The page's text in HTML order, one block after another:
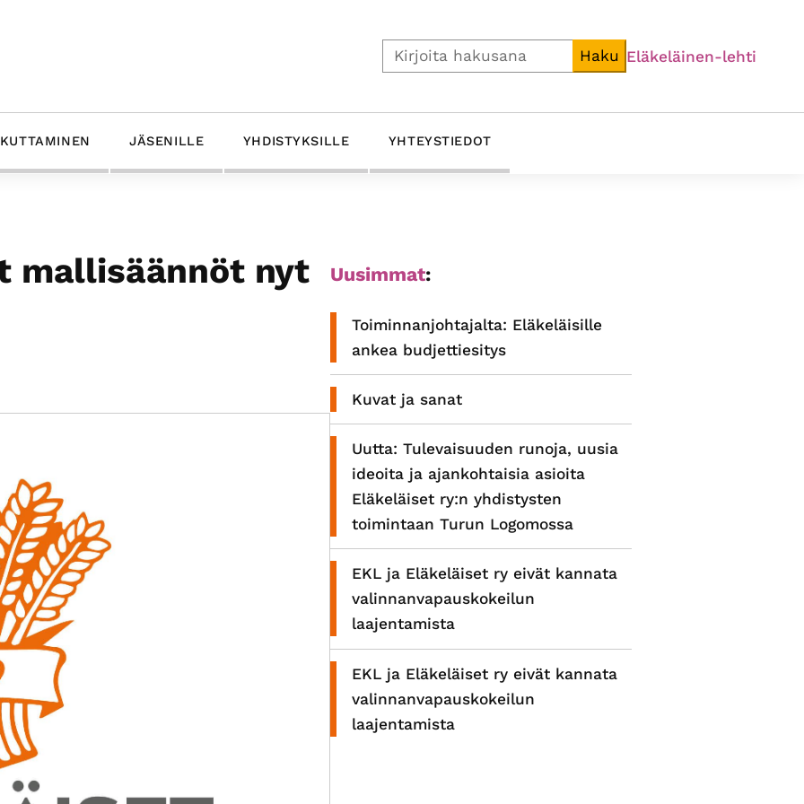
Etsi Haku Eläkeläinen-lehti
JÄSENILLE YHDISTYKSILLE YHTEYSTIEDOT
mallisäännöt nyt
Ensisijainen
Uusimmat:
Toiminnanjohtajalta: Eläkeläisille
ankea budjettiesitys
Kuvat ja sanat
Uutta: Tulevaisuuden runoja, uusia
ideoita ja ajankohtaisia asioita
Eläkeläiset ry:n yhdistysten
toimintaan Turun Logomossa
EKL ja Eläkeläiset ry eivät kannata
valinnanvapauskokeilun
laajentamista
EKL ja Eläkeläiset ry eivät kannata
valinnanvapauskokeilun
laajentamista